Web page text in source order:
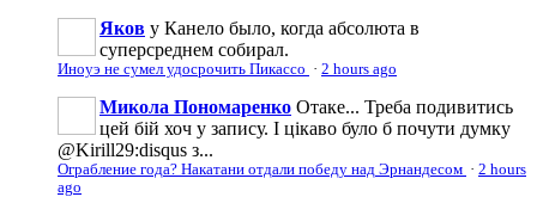
Яков у Канело было, когда абсолюта в
суперсреднем собирал.
Иноуэ не сумел удосрочить Пикассо · 2 hours ago
Микола Пономаренко Отаке... Треба подивитись
цей бій хоч у запису. І цікаво було б почути думку
@Kirill29:disqus з...
Ограбление года? Накатани отдали победу над Эрнандесом · 2 hours
ago